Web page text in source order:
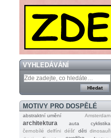
VYHLEDÁVÁNÍ
MOTIVY PRO DOSPĚLÉ
abstraktní umění Amsterdam
architektura auta
cyklistika
černobílé
delfíni déšť děti dinosauři